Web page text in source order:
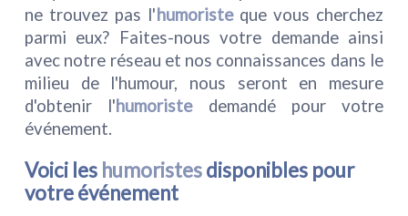
ne trouvez pas l'humoristeque vous cherchez
parmi eux? Faites-nous votre demande ainsi
avec notre réseau et nos connaissances dans le
milieu de l'humour, nous seront en mesure
d'obtenir l'humoristedemandé pour votre
événement.
Voici les humoristesdisponibles pour
votre événement